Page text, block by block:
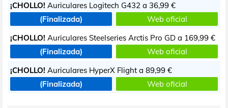
¡CHOLLO! Auriculares Logitech G432 a 36,99 €
(Finalizada)
Web oficial
¡CHOLLO! Auriculares Steelseries Arctis Pro GD a 169,99 €
(Finalizada)
Web oficial
¡CHOLLO! Auriculares HyperX Flight a 89,99 €
(Finalizada)
Web oficial